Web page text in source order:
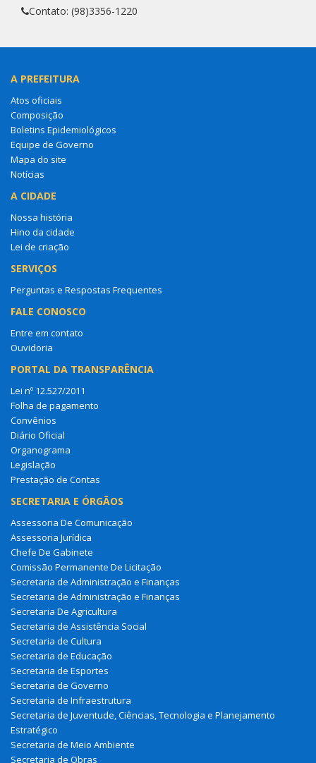
Contato: (98)3356-1220
A PREFEITURA
Atos oficiais
Composição
Boletins Epidemiológicos
Equipe de Governo
Mapa do site
Notícias
A CIDADE
Nossa história
Hino da cidade
Lei de criação
SERVIÇOS
Perguntas e Respostas Frequentes
FALE CONOSCO
Entre em contato
Ouvidoria
PORTAL DA TRANSPARÊNCIA
Lei nº 12.527/2011
Folha de pagamento
Convênios
Diário Oficial
Organograma
Legislação
Prestação de Contas
SECRETARIA E ÓRGÃOS
Assessoria De Comunicação
Assessoria Jurídica
Chefe De Gabinete
Comissão Permanente De Licitação
Secretaria de Administração e Finanças
Secretaria de Administração e Finanças
Secretaria De Agricultura
Secretaria de Assistência Social
Secretaria de Cultura
Secretaria de Educação
Secretaria de Esportes
Secretaria de Governo
Secretaria de Infraestrutura
Secretaria de Juventude, Ciências, Tecnologia e Planejamento
Estratégico
Secretaria de Meio Ambiente
Secretaria de Obras